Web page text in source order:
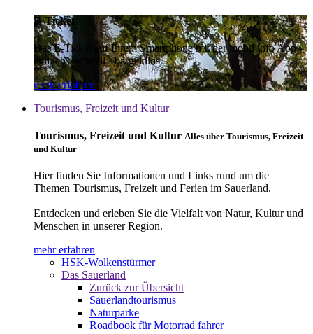
E-Ticket
Das E-Ticket auf Ihrem Smartphone mit der mobil info App -
einfach - schnell - bargeldlos
mehr erfahren
Tourismus, Freizeit und Kultur
Tourismus, Freizeit und Kultur Alles über Tourismus, Freizeit
und Kultur
Hier finden Sie Informationen und Links rund um die
Themen Tourismus, Freizeit und Ferien im Sauerland.
Entdecken und erleben Sie die Vielfalt von Natur, Kultur und
Menschen in unserer Region.
mehr erfahren
HSK-Wolkenstürmer
Das Sauerland
Zurück zur Übersicht
Sauerlandtourismus
Naturparke
Roadbook für Motorrad fahrer